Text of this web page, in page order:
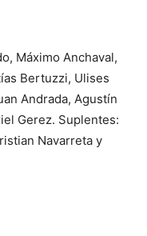
Máximo Anchaval,
Bertuzzi, Ulises
Andrada, Agustín
Gerez. Suplentes:
Navarreta y